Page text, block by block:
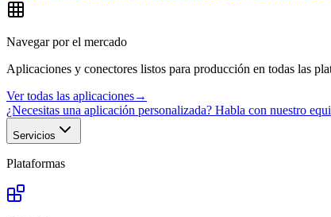
Navegar por el mercado
Aplicaciones y conectores listos para producción en todas las
Ver todas las aplicaciones→
¿Necesitas una aplicación personalizada? Habla con nuestro
Servicios
Plataformas